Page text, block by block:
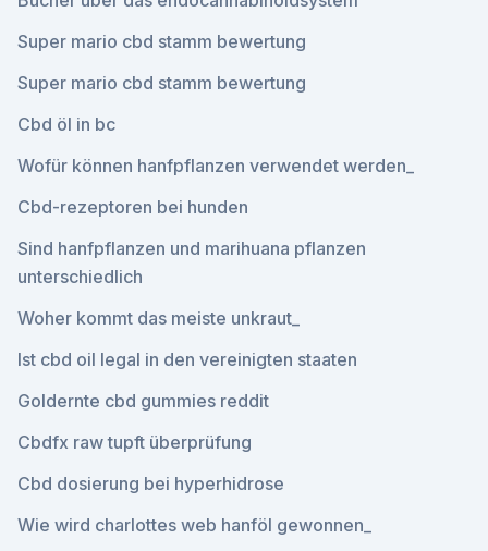
Super mario cbd stamm bewertung
Super mario cbd stamm bewertung
Cbd öl in bc
Wofür können hanfpflanzen verwendet werden_
Cbd-rezeptoren bei hunden
Sind hanfpflanzen und marihuana pflanzen
unterschiedlich
Woher kommt das meiste unkraut_
Ist cbd oil legal in den vereinigten staaten
Goldernte cbd gummies reddit
Cbdfx raw tupft überprüfung
Cbd dosierung bei hyperhidrose
Wie wird charlottes web hanföl gewonnen_